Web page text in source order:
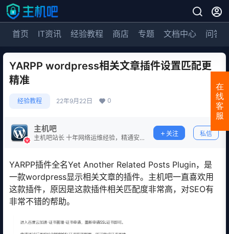
首页 IT资讯 经验教程 商店 专题 文档中心 问答
YARPP wordpress相关文章插件设置匹配更
精准
经验教程 22年9月22日 0
主机吧
主机吧站长 十年网络运维经验，精通安
关注 私信
YARPP插件全名Yet Another Related Posts Plugin，是
一款wordpress显示相关文章的插件。主机吧一直喜欢用
这款插件，原因是这款插件相关匹配度非常高，对SEO有
非常不错的帮助。
在
线
客
服